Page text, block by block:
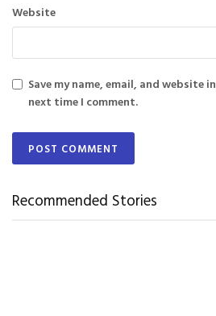
Website
Save my name, email, and website
next time I comment.
Recommended Stories